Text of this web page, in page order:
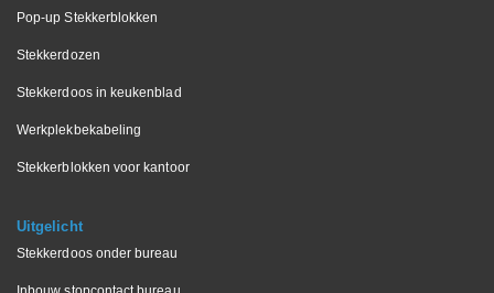
Pop-up Stekkerblokken
Stekkerdozen
Stekkerdoos in keukenblad
Werkplekbekabeling
Stekkerblokken voor kantoor
Uitgelicht
Stekkerdoos onder bureau